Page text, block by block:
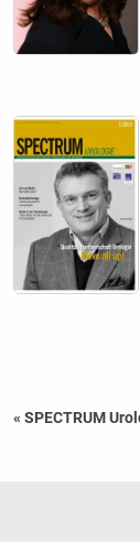
« SPECTRUM